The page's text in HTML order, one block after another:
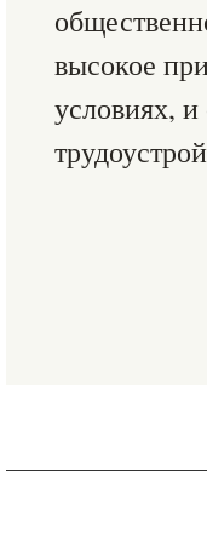
высокое
условиях,